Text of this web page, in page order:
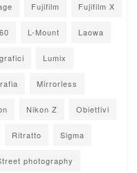
Fujifilm Fujifilm X
L-Mount Laowa
Lumix
Mirrorless
Nikon Z Obiettivi
Ritratto Sigma
photography